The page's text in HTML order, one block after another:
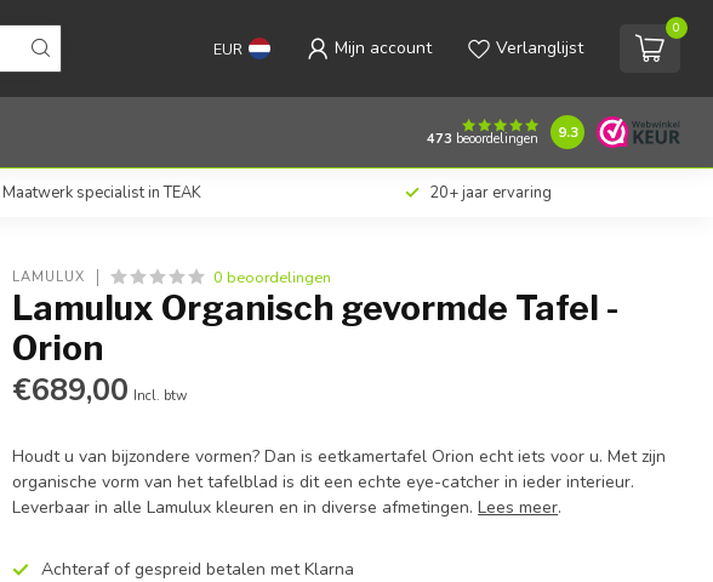
EUR Mijn account Verlanglijst
0
473 beoordelingen 9.3
Maatwerk specialist in TEAK 20+ jaar ervaring
LAMULUX 0 beoordelingen
Lamulux Organisch gevormde Tafel -
Orion
€689,00 Incl. btw
Houdt u van bijzondere vormen? Dan is eetkamertafel Orion echt iets voor u. Met zijn
organische vorm van het tafelblad is dit een echte eye-catcher in ieder interieur.
Leverbaar in alle Lamulux kleuren en in diverse afmetingen.Lees meer.
Achteraf of gespreid betalen met Klarna